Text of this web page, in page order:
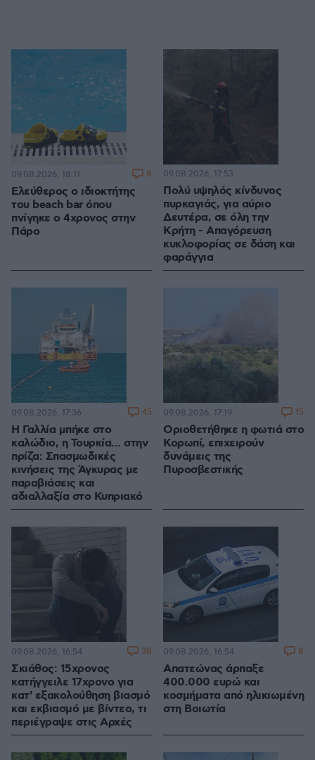
Ελεύθερος ο ιδιοκτήτης
του beach bar όπου
πνίγηκε ο 4χρονος στην
Πάρο
09.08.2026, 18:11 8
Πολύ υψηλός κίνδυνος
πυρκαγιάς, για αύριο
Δευτέρα, σε όλη την
Κρήτη - Απαγόρευση
κυκλοφορίας σε δάση και
φαράγγια
09.08.2026, 17:53
Η Γαλλία μπήκε στο
καλώδιο, η Τουρκία... στην
πρίζα: Σπασμωδικές
κινήσεις της Άγκυρας με
παραβιάσεις και
αδιαλλαξία στο Κυπριακό
09.08.2026, 17:36 45
Οριοθετήθηκε η φωτιά στο
Κορωπί, επιχειρούν
δυνάμεις της
Πυροσβεστικής
09.08.2026, 17:19 15
Σκιάθος: 15χρονος
κατήγγειλε 17χρονο για
κατ' εξακολούθηση βιασμό
και εκβιασμό με βίντεο, τι
περιέγραψε στις Αρχές
09.08.2026, 16:54 38
Απατεώνας άρπαξε
400.000 ευρώ και
κοσμήματα από ηλικιωμένη
στη Βοιωτία
09.08.2026, 16:54 8